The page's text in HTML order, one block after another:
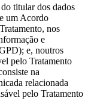
titular dos dados
um Acordo
nos
e
e, noutros
pelo Tratamento
na
relacionada
pelo Tratamento